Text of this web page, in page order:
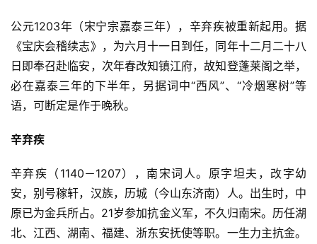
首
页
好
词
好
句
公元1203年（宋宁宗嘉泰三年），辛弃疾被重新起用。据
《宝庆会稽续志》，为六月十一日到任，同年十二月二十八
日即奉召赴临安，次年春改知镇江府，故知登蓬莱阁之举，
必在嘉泰三年的下半年，另据词中“西风”、“冷烟寒树”等
语，可断定是作于晚秋。
辛弃疾
辛弃疾（1140－1207），南宋词人。原字坦夫，改字幼
安，别号稼轩，汉族，历城（今山东济南）人。出生时，中
原已为金兵所占。21岁参加抗金义军，不久归南宋。历任湖
北、江西、湖南、福建、浙东安抚使等职。一生力主抗金。